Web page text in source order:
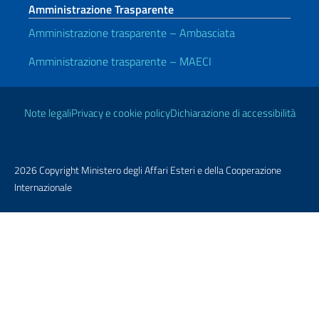
Amministrazione Trasparente
Amministrazione trasparente – Ambasciata
Amministrazione trasparente – MAECI
Link Utili
Note legaliPrivacy e cookie policyDichiarazione di accessibilità
2026 Copyright Ministero degli Affari Esteri e della Cooperazione
Internazionale